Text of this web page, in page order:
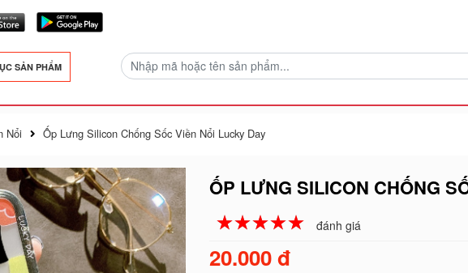
SẢN PHẨM
Nổi Ốp Lưng Silicon Chống Sốc Viền Nổi Lucky Day
ỐP LƯNG SILICON CHỐNG
☆☆☆☆☆
★★★★★ đánh giá
20.000 đ